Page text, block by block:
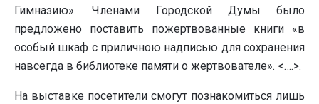
Гимназию». Членами Городской Думы было
предложено поставить пожертвованные книги «в
особый шкаф с приличною надписью для сохранения
навсегда в библиотеке памяти о жертвователе». <….>.
На выставке посетители смогут познакомиться лишь